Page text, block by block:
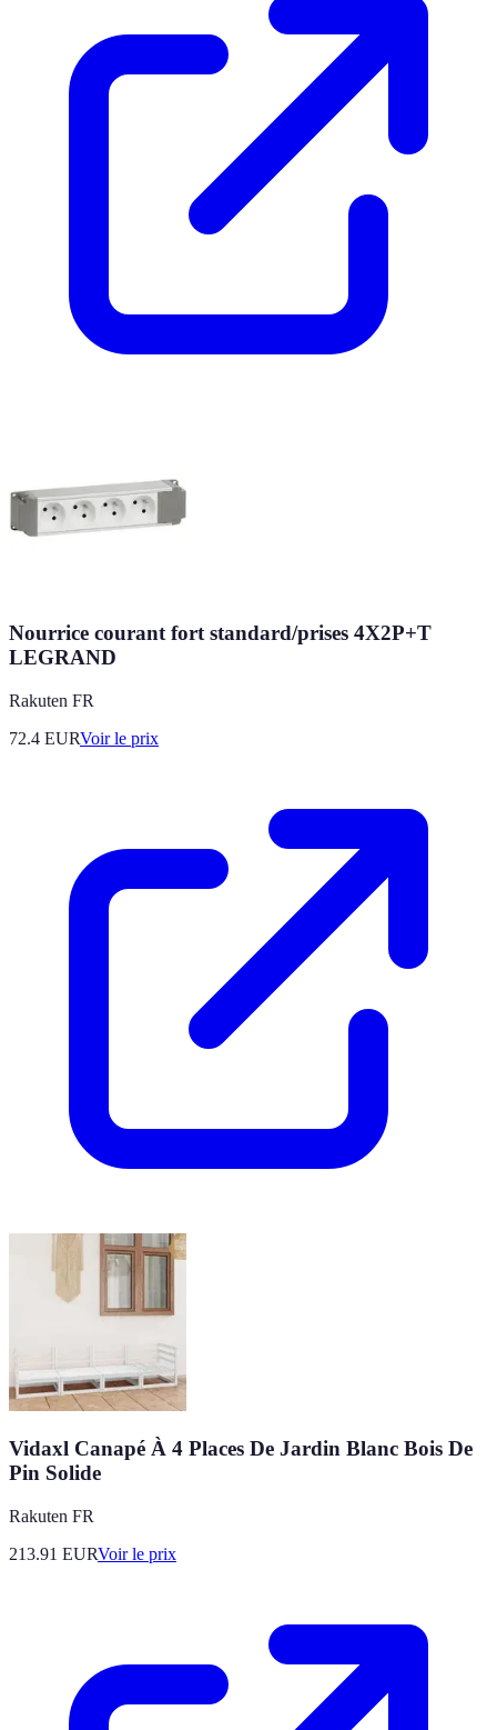
Nourrice courant fort standard/prises 4X2P+T
LEGRAND
Rakuten FR
72.4 EURVoir le prix
Vidaxl Canapé À 4 Places De Jardin Blanc Bois De
Pin Solide
Rakuten FR
213.91 EURVoir le prix